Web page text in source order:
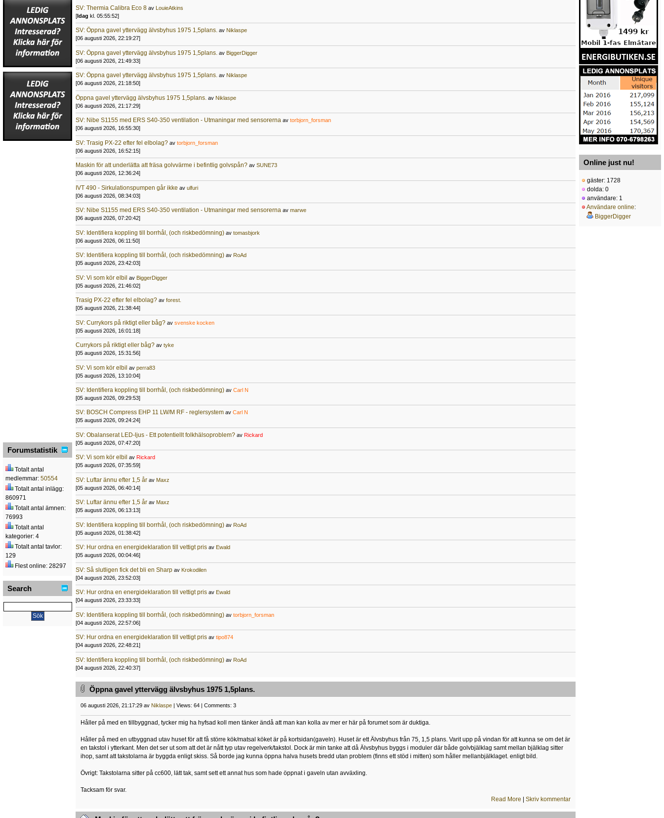
Forumstatistik
Totalt antal
medlemmar: 50554
Totalt antal inlägg:
860971
Totalt antal ämnen:
76993
Totalt antal
kategorier: 4
Totalt antal tavlor:
129
Flest online: 28297
Search
SV: Thermia Calibra Eco 8 av LouieAtkins
[Idag kl. 05:55:52]
SV: Öppna gavel yttervägg älvsbyhus 1975 1,5plans. av Niklaspe
[06 augusti 2026, 22:19:27]
SV: Öppna gavel yttervägg älvsbyhus 1975 1,5plans. av BiggerDigger
[06 augusti 2026, 21:49:33]
SV: Öppna gavel yttervägg älvsbyhus 1975 1,5plans. av Niklaspe
[06 augusti 2026, 21:18:50]
Öppna gavel yttervägg älvsbyhus 1975 1,5plans. av Niklaspe
[06 augusti 2026, 21:17:29]
SV: Nibe S1155 med ERS S40-350 ventilation - Utmaningar med sensorerna av torbjorn_forsman
[06 augusti 2026, 16:55:30]
SV: Trasig PX-22 efter fel elbolag? av torbjorn_forsman
[06 augusti 2026, 16:52:15]
Maskin för att underlätta att fräsa golvvärme i befintlig golvspån? av SUNE73
[06 augusti 2026, 12:36:24]
IVT 490 - Sirkulationspumpen går ikke av ulfuri
[06 augusti 2026, 08:34:03]
SV: Nibe S1155 med ERS S40-350 ventilation - Utmaningar med sensorerna av marwe
[06 augusti 2026, 07:20:42]
SV: Identifiera koppling till borrhål, (och riskbedömning) av tomasbjork
[06 augusti 2026, 06:11:50]
SV: Identifiera koppling till borrhål, (och riskbedömning) av RoAd
[05 augusti 2026, 23:42:03]
SV: Vi som kör elbil av BiggerDigger
[05 augusti 2026, 21:46:02]
Trasig PX-22 efter fel elbolag? av forest.
[05 augusti 2026, 21:38:44]
SV: Currykors på riktigt eller båg? av svenske kocken
[05 augusti 2026, 16:01:18]
Currykors på riktigt eller båg? av tyke
[05 augusti 2026, 15:31:56]
SV: Vi som kör elbil av perra83
[05 augusti 2026, 13:10:04]
SV: Identifiera koppling till borrhål, (och riskbedömning) av Carl N
[05 augusti 2026, 09:29:53]
SV: BOSCH Compress EHP 11 LW/M RF - reglersystem av Carl N
[05 augusti 2026, 09:24:24]
SV: Obalanserat LED-ljus - Ett potentiellt folkhälsoproblem? av Rickard
[05 augusti 2026, 07:47:20]
SV: Vi som kör elbil av Rickard
[05 augusti 2026, 07:35:59]
SV: Luftar ännu efter 1,5 år av Maxz
[05 augusti 2026, 06:40:14]
SV: Luftar ännu efter 1,5 år av Maxz
[05 augusti 2026, 06:13:13]
SV: Identifiera koppling till borrhål, (och riskbedömning) av RoAd
[05 augusti 2026, 01:38:42]
SV: Hur ordna en energideklaration till vettigt pris av Ewald
[05 augusti 2026, 00:04:46]
SV: Så slutligen fick det bli en Sharp av Krokodilen
[04 augusti 2026, 23:52:03]
SV: Hur ordna en energideklaration till vettigt pris av Ewald
[04 augusti 2026, 23:33:33]
SV: Identifiera koppling till borrhål, (och riskbedömning) av torbjorn_forsman
[04 augusti 2026, 22:57:06]
SV: Hur ordna en energideklaration till vettigt pris av tipo874
[04 augusti 2026, 22:48:21]
SV: Identifiera koppling till borrhål, (och riskbedömning) av RoAd
[04 augusti 2026, 22:40:37]
Öppna gavel yttervägg älvsbyhus 1975 1,5plans.
06 augusti 2026, 21:17:29 av Niklaspe| Views: 64 | Comments: 3
Håller på med en tillbyggnad, tycker mig ha hyfsad koll men tänker ändå att man kan kolla av mer er här på forumet som är duktiga.
Håller på med en utbyggnad utav huset för att få större kök/matsal köket är på kortsidan(gaveln). Huset är ett Älvsbyhus från 75, 1,5 plans. Varit upp på vindan för att kunna se om det är
en takstol i ytterkant. Men det ser ut som att det är nått typ utav regelverk/takstol. Dock är min tanke att då Älvsbyhus byggs i moduler där både golvbjälklag samt mellan bjälklag sitter
ihop, samt att takstolarna är byggda enligt skiss. Så borde jag kunna öppna halva husets bredd utan problem (finns ett stöd i mitten) som håller mellanbjälklaget. enligt bild.
Övrigt: Takstolarna sitter på cc600, lätt tak, samt sett ett annat hus som hade öppnat i gaveln utan avväxling.
Tacksam för svar.
Read More |Skriv kommentar
Online just nu!
gäster: 1728
dolda: 0
användare: 1
Användare online:
BiggerDigger